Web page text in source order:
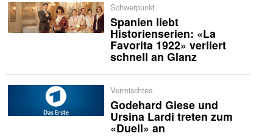
Schwerpunkt
Spanien liebt
Historienserien: «La
Favorita 1922» verliert
schnell an Glanz
Vermischtes
Godehard Giese und
Ursina Lardi treten zum
«Duell» an